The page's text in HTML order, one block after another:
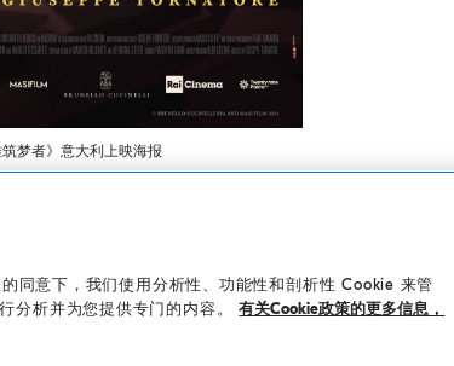
梦者》意大利上映海报
展映
同意下，我们使用分析性、功能性和剖析性 Cookie 来管
分析并为您提供专门的内容。
有关Cookie政策的更多信息，